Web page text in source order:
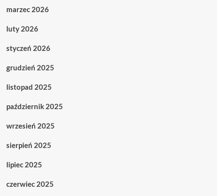
marzec 2026
luty 2026
styczeń 2026
grudzień 2025
listopad 2025
październik 2025
wrzesień 2025
sierpień 2025
lipiec 2025
czerwiec 2025